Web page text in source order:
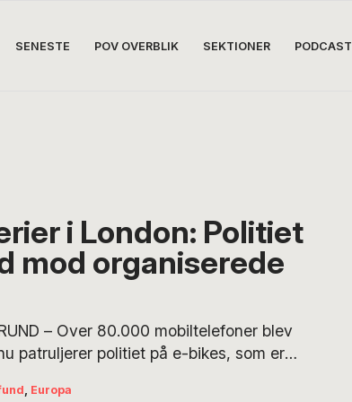
SENESTE POV OVERBLIK SEKTIONER PODCAST
i London: Politiet
mod organiserede
– Over 80.000 mobiltelefoner blev
patruljerer politiet på e-bikes, som er
Europa